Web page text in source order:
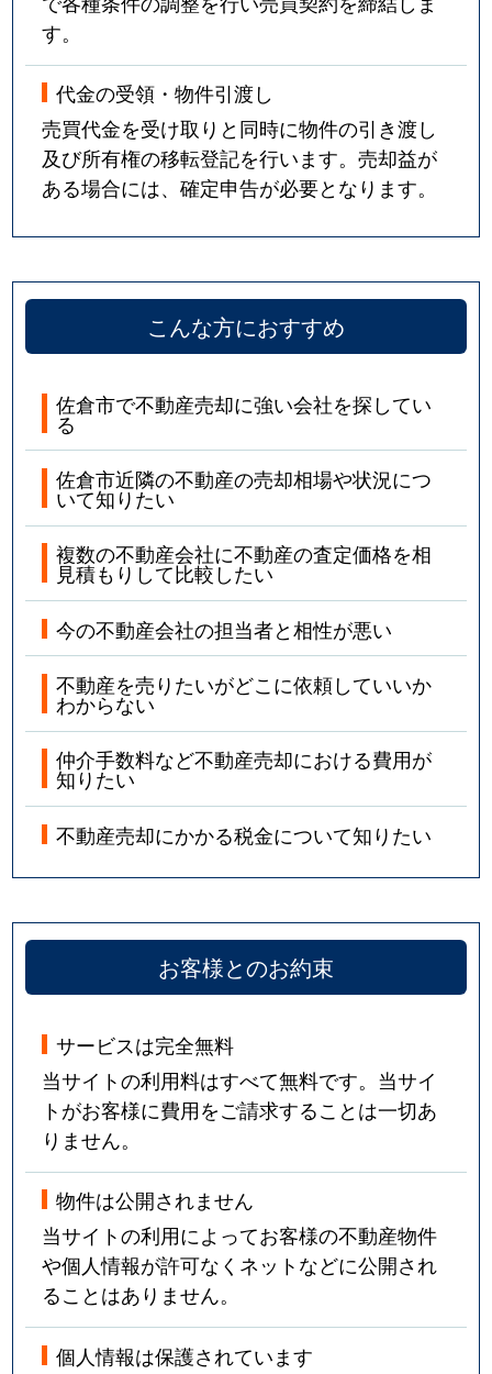
す。
代金の受領・物件引渡し
売買代金を受け取りと同時に物件の引き渡し
及び所有権の移転登記を行います。売却益が
ある場合には、確定申告が必要となります。
こんな方におすすめ
佐倉市で不動産売却に強い会社を探してい
る
佐倉市近隣の不動産の売却相場や状況につ
いて知りたい
複数の不動産会社に不動産の査定価格を相
見積もりして比較したい
今の不動産会社の担当者と相性が悪い
不動産を売りたいがどこに依頼していいか
わからない
仲介手数料など不動産売却における費用が
知りたい
不動産売却にかかる税金について知りたい
お客様とのお約束
サービスは完全無料
当サイトの利用料はすべて無料です。当サイ
トがお客様に費用をご請求することは一切あ
りません。
物件は公開されません
当サイトの利用によってお客様の不動産物件
や個人情報が許可なくネットなどに公開され
ることはありません。
個人情報は保護されています